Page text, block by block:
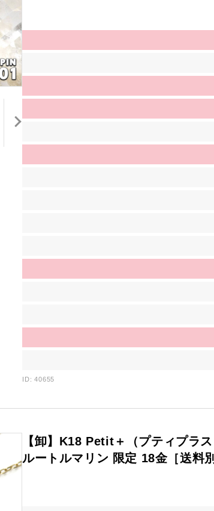
ID: 40655
【卸】K18 Petit＋（プティプラ
ルートルマリン 限定 18金［送料